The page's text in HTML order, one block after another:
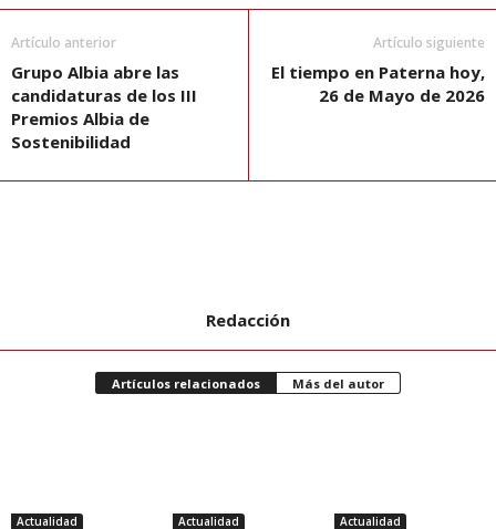
Artículo anterior
Grupo Albia abre las
candidaturas de los III
Premios Albia de
Sostenibilidad
Artículo siguiente
El tiempo en Paterna hoy,
26 de Mayo de 2026
Redacción
Artículos relacionados Más del autor
Actualidad Actualidad Actualidad